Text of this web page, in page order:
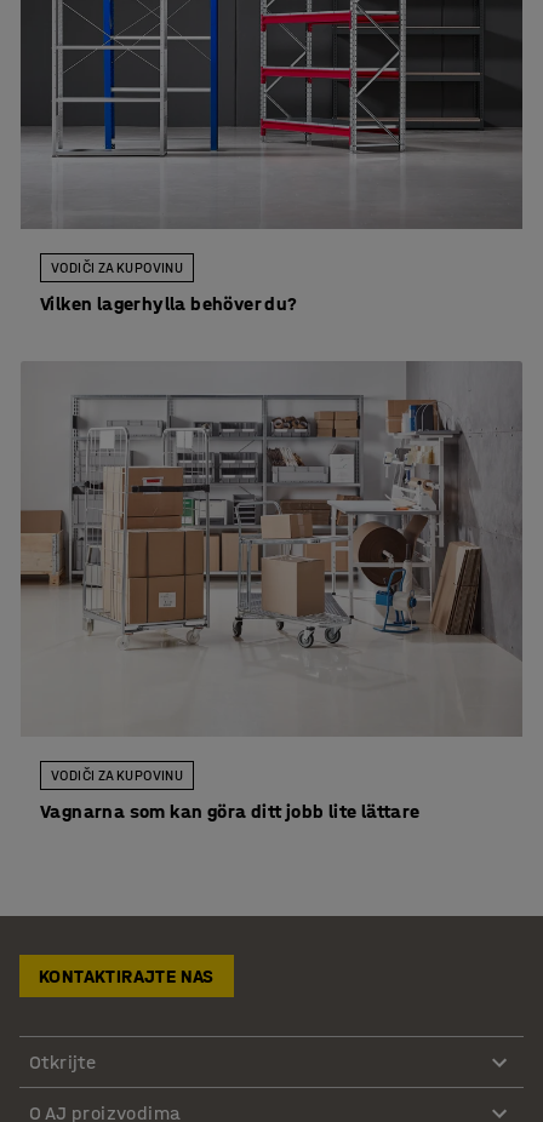
VODIČI ZA KUPOVINU
Vilken lagerhylla behöver du?
VODIČI ZA KUPOVINU
Vagnarna som kan göra ditt jobb lite lättare
KONTAKTIRAJTE NAS
Otkrijte
O AJ proizvodima